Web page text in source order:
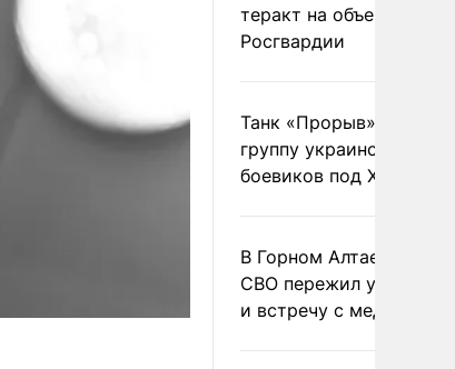
теракт на объекте
Росгвардии
Танк «Прорыв»
группу украинских
боевиков под
В Горном Алтае
СВО пережил удар
и встречу с медведем